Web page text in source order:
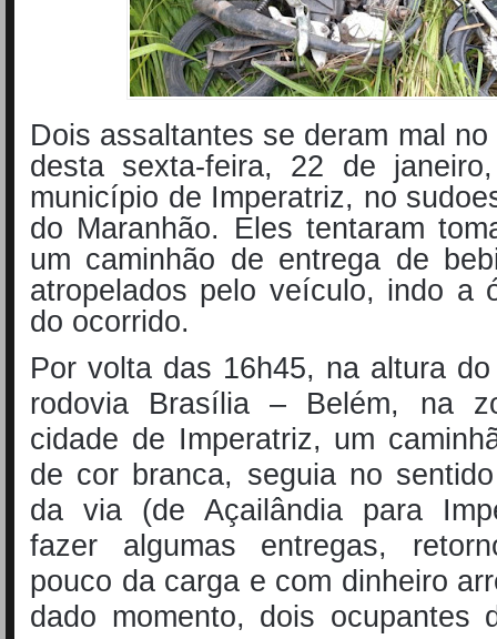
Dois assaltantes se deram mal
desta sexta-feira, 22 de
município de Imperatriz, no
do Maranhão. Eles tentaram
um caminhão de entrega de
atropelados pelo veículo, indo a
do ocorrido.
Por volta das 16h45, na altura
rodovia Brasília – Belém, na
cidade de Imperatriz, um
de cor branca, seguia no
da via (de Açailândia para
fazer algumas entregas,
pouco da carga e com dinheiro
dado momento, dois ocupantes